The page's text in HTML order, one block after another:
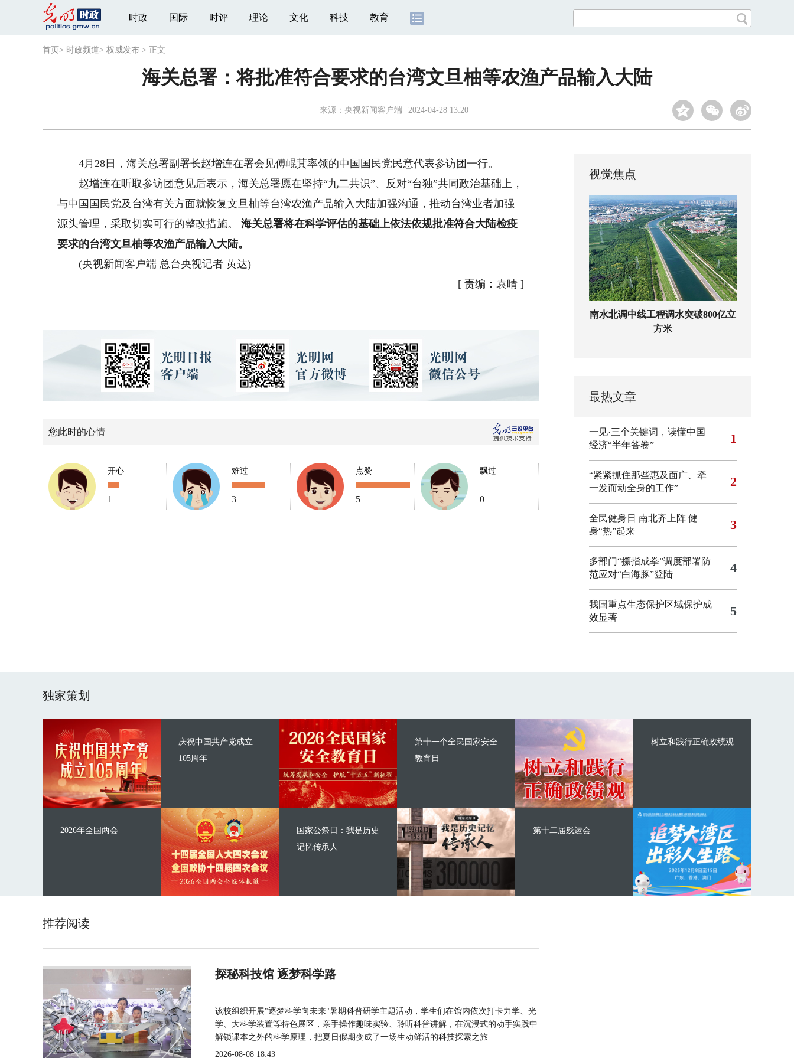
时政 国际 时评 理论 文化 科技 教育
首页 > 时政频道> 权威发布 > 正文
海关总署：将批准符合要求的台湾文旦柚等农渔产品输入大陆
来源： 央视新闻客户端 2024-04-28 13:20
4月28日，海关总署副署长赵增连在署会见傅崐萁率领的中国国民党民意代表参访团一行。
赵增连在听取参访团意见后表示，海关总署愿在坚持“九二共识”、反对“台独”共同政治基础上，
与中国国民党及台湾有关方面就恢复文旦柚等台湾农渔产品输入大陆加强沟通，推动台湾业者加强
源头管理，采取切实可行的整改措施。
海关总署将在科学评估的基础上依法依规批准符合大陆检疫
要求的台湾文旦柚等农渔产品输入大陆。
(央视新闻客户端 总台央视记者 黄达)
[ 责编：袁晴]
您此时的心情
开心
1
难过
3
点赞
5
飘过
0
视觉焦点
南水北调中线工程调水突破800亿立
方米
最热文章
一见·三个关键词，读懂中国
经济“半年答卷”
1
“紧紧抓住那些惠及面广、牵
一发而动全身的工作”
2
全民健身日 南北齐上阵 健
身“热”起来
3
多部门“攥指成拳”调度部署防
范应对“白海豚”登陆
4
我国重点生态保护区域保护成
效显著
5
独家策划
庆祝中国共产党成立
105周年
2026年全国两会
第十一个全民国家安全
教育日
国家公祭日：我是历史
记忆传承人
树立和践行正确政绩观
第十二届残运会
推荐阅读
探秘科技馆 逐梦科学路
该校组织开展"逐梦科学向未来"暑期科普研学主题活动，学生们在馆内依次打卡力学、光
学、大科学装置等特色展区，亲手操作趣味实验、聆听科普讲解，在沉浸式的动手实践中
解锁课本之外的科学原理，把夏日假期变成了一场生动鲜活的科技探索之旅
2026-08-08 18:43